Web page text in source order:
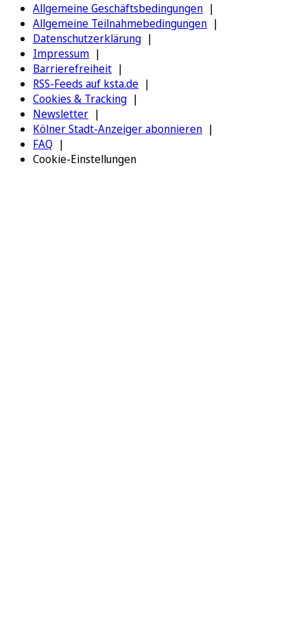
Allgemeine Geschäftsbedingungen
Allgemeine Teilnahmebedingungen
Datenschutzerklärung
Impressum
Barrierefreiheit
RSS-Feeds auf ksta.de
Cookies & Tracking
Newsletter
Kölner Stadt-Anzeiger abonnieren
FAQ
Cookie-Einstellungen